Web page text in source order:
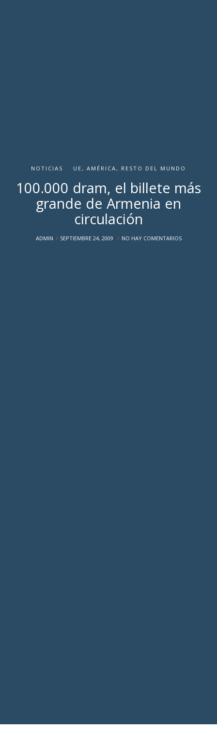
NOTICIAS UE, AMÉRICA, RESTO DEL MUNDO
100.000 dram, el billete más
grande de Armenia en
circulación
ADMIN SEPTIEMBRE 24, 2009 NO HAY COMENTARIOS